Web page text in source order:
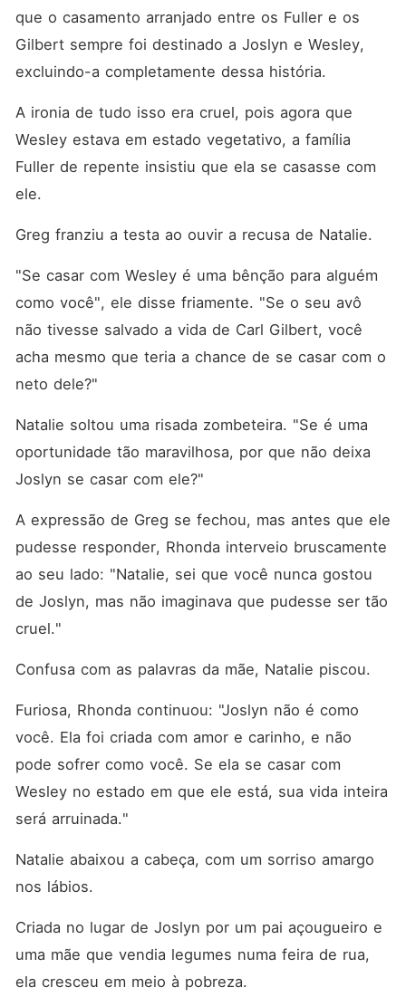
que o casamento arranjado entre os Fuller e os
Gilbert sempre foi destinado a Joslyn e Wesley,
excluindo-a completamente dessa história.
A ironia de tudo isso era cruel, pois agora que
Wesley estava em estado vegetativo, a família
Fuller de repente insistiu que ela se casasse com
ele.
Greg franziu a testa ao ouvir a recusa de Natalie.
"Se casar com Wesley é uma bênção para alguém
como você", ele disse friamente. "Se o seu avô
não tivesse salvado a vida de Carl Gilbert, você
acha mesmo que teria a chance de se casar com o
neto dele?"
Natalie soltou uma risada zombeteira. "Se é uma
oportunidade tão maravilhosa, por que não deixa
Joslyn se casar com ele?"
A expressão de Greg se fechou, mas antes que ele
pudesse responder, Rhonda interveio bruscamente
ao seu lado: "Natalie, sei que você nunca gostou
de Joslyn, mas não imaginava que pudesse ser tão
cruel."
Confusa com as palavras da mãe, Natalie piscou.
Furiosa, Rhonda continuou: "Joslyn não é como
você. Ela foi criada com amor e carinho, e não
pode sofrer como você. Se ela se casar com
Wesley no estado em que ele está, sua vida inteira
será arruinada."
Natalie abaixou a cabeça, com um sorriso amargo
nos lábios.
Criada no lugar de Joslyn por um pai açougueiro e
uma mãe que vendia legumes numa feira de rua,
ela cresceu em meio à pobreza.